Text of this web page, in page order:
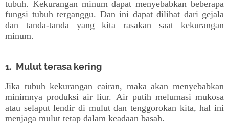
tubuh. Kekurangan minum dapat menyebabkan beberapa
fungsi tubuh terganggu. Dan ini dapat dilihat dari gejala
dan tanda-tanda yang kita rasakan saat kekurangan
minum.
1. Mulut terasa kering
Jika tubuh kekurangan cairan, maka akan menyebabkan
minimnya produksi air liur. Air putih melumasi mukosa
atau selaput lendir di mulut dan tenggorokan kita, hal ini
menjaga mulut tetap dalam keadaan basah.